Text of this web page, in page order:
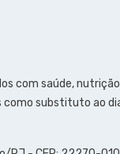
com saúde,
substituto ao